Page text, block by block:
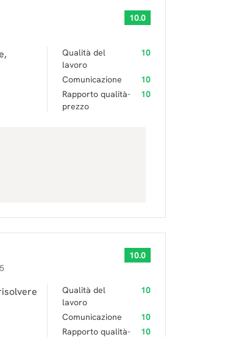
10.0
Qualità del
lavoro
10
Comunicazione
10
Rapporto qualità-
prezzo
10
10.0
Qualità del
lavoro
10
Comunicazione
10
Rapporto qualità-
10